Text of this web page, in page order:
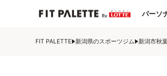
パーソ
FIT PALETTE 新潟県のスポーツジム 新潟市秋